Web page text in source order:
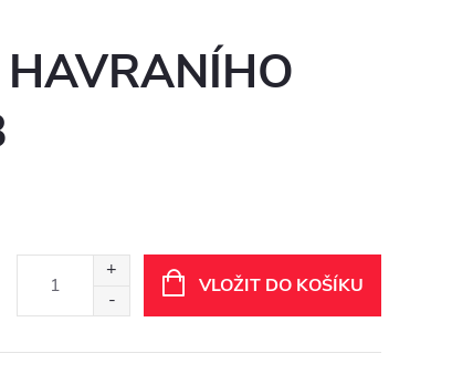
VLOŽIT DO KOŠÍKU